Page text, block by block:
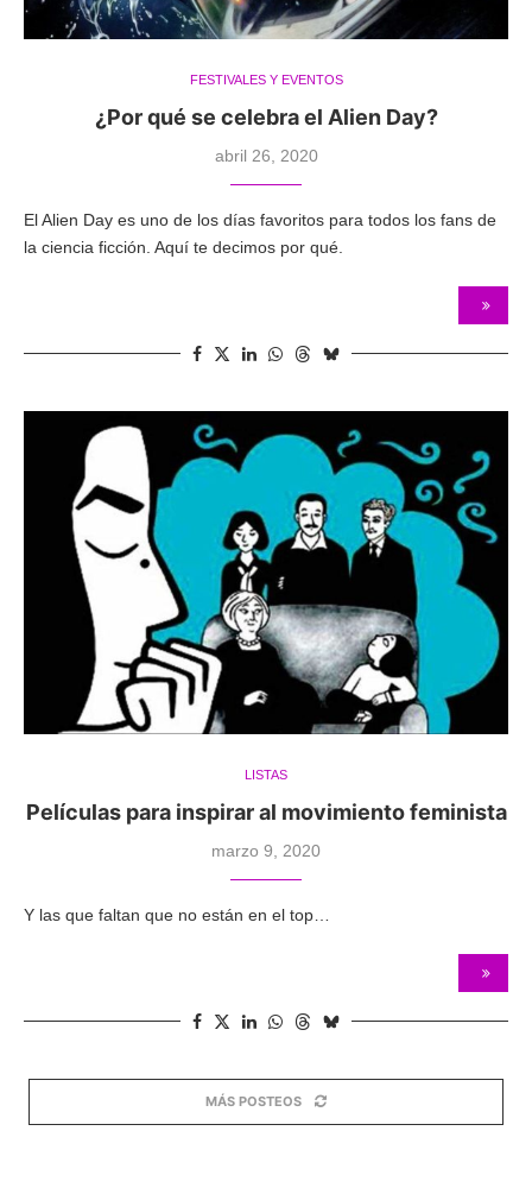
FESTIVALES Y EVENTOS
¿Por qué se celebra el Alien Day?
abril 26, 2020
El Alien Day es uno de los días favoritos para todos los fans de
la ciencia ficción. Aquí te decimos por qué.
LISTAS
Películas para inspirar al movimiento feminista
marzo 9, 2020
Y las que faltan que no están en el top…
MÁS POSTEOS